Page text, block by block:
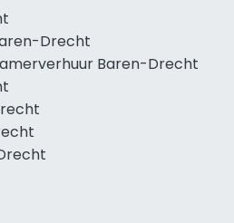
Drecht
Baren-Drecht